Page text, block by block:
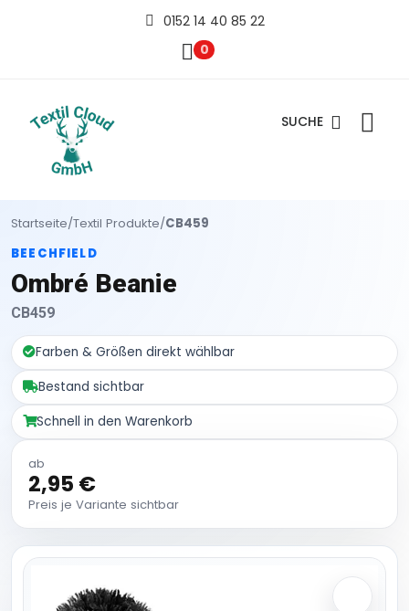
0152 14 40 85 22
0
SUCHE
Startseite/Textil Produkte/CB459
BEECHFIELD
Ombré Beanie
CB459
Farben & Größen direkt wählbar
Bestand sichtbar
Schnell in den Warenkorb
ab
2,95 €
Preis je Variante sichtbar